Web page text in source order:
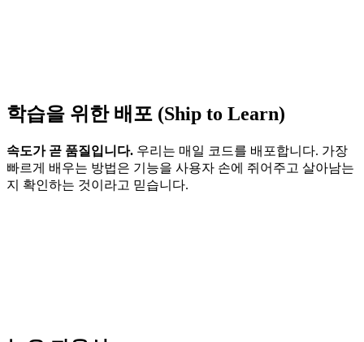
학습을 위한 배포 (Ship to Learn)
속도가 곧 품질입니다. 우리는 매일 코드를 배포합니다. 가장
빠르게 배우는 방법은 기능을 사용자 손에 쥐어주고 살아남는
지 확인하는 것이라고 믿습니다.